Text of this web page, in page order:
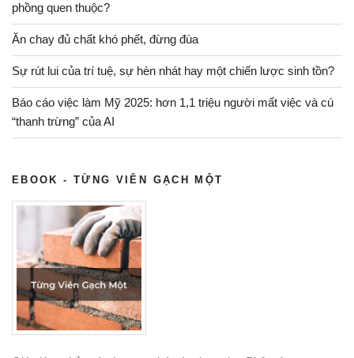
phồng quen thuộc?
Ăn chay đủ chất khó phết, đừng đùa
Sự rút lui của trí tuệ, sự hèn nhát hay một chiến lược sinh tồn?
Báo cáo việc làm Mỹ 2025: hơn 1,1 triệu người mất việc và cú
“thanh trừng” của AI
EBOOK - TỪNG VIÊN GẠCH MỘT